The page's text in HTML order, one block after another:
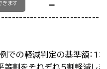
＝
での軽減判定の基準額：
割をそれぞれ５割軽減しま
きます